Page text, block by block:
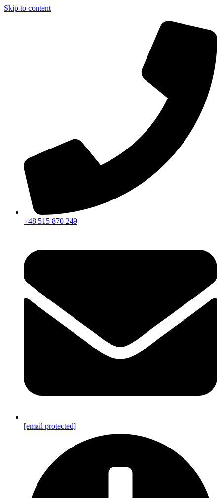
Skip to content
+48 515 870 249
[email protected]